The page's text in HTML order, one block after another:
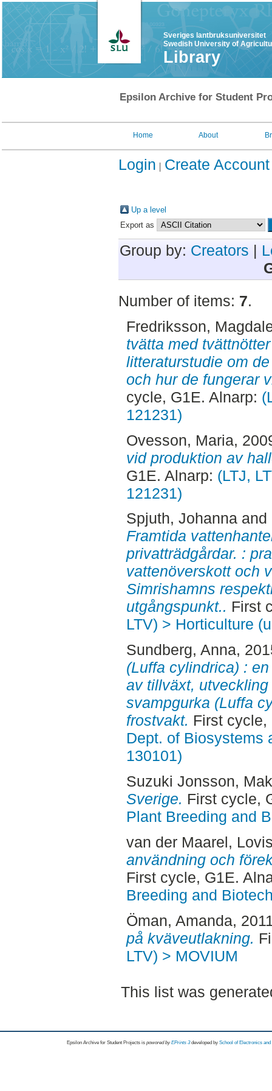
Sveriges lantbruksuniversitet
Swedish University of
Library
Epsilon Archive for Student
Home About
Login Create Account
Up a level
Export as
Group by: Creators |
Number of items: 7.
Fredriksson,
tvätta med
litteraturstudie om
och hur de fungerar
cycle, G1E. Alnarp:
121231)
Ovesson, Maria,
vid produktion av
G1E. Alnarp: (LTJ,
121231)
Spjuth, Johannaand
Framtida
privatträdgårdar. :
vattenöverskott och
Simrishamns
utgångspunkt.. First
LTV) > Horticulture
Sundberg, Anna,
(Luffa cylindrica) :
av tillväxt,
svampgurka (Luffa
frostvakt. First
Dept. of Biosystems
130101)
Suzuki Jonsson,
Sverige. First cycle,
Plant Breeding and
van der Maarel,
användning och
First cycle, G1E.
Breeding and
Öman, Amanda,
på kväveutlakning.
LTV) > MOVIUM
This list was
Epsilon Archive for Student Projects is powored byEPrints 3 developed by School of Electronics